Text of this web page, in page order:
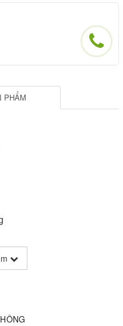
PHẨM
, điều khiển riêng biệt
khiển